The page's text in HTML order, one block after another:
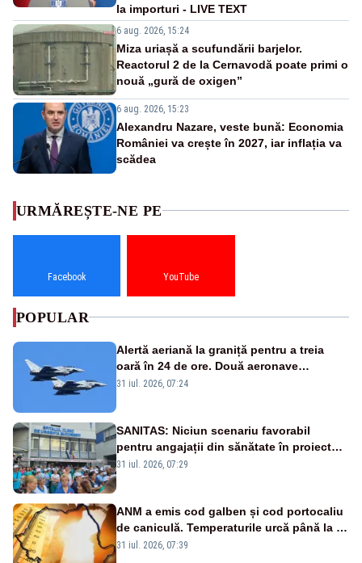
la importuri - LIVE TEXT
6 aug. 2026, 15:24
Miza uriașă a scufundării barjelor.
Reactorul 2 de la Cernavodă poate primi o
nouă „gură de oxigen”
6 aug. 2026, 15:23
Alexandru Nazare, veste bună: Economia
României va crește în 2027, iar inflația va
scădea
URMĂREȘTE-NE PE
Facebook YouTube
POPULAR
Alertă aeriană la graniță pentru a treia
oară în 24 de ore. Două aeronave
Eurofighter britanice au fost ridicate de la
31 iul. 2026, 07:24
SANITAS: Niciun scenariu favorabil
pentru angajații din sănătate în proiectul
Legii salarizării
31 iul. 2026, 07:29
ANM a emis cod galben și cod portocaliu
de caniculă. Temperaturile urcă până la 38
de grade, iar nopțile devin tropicale
31 iul. 2026, 07:39